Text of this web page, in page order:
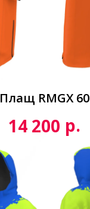
Плащ RMGX 60
14 200 р.